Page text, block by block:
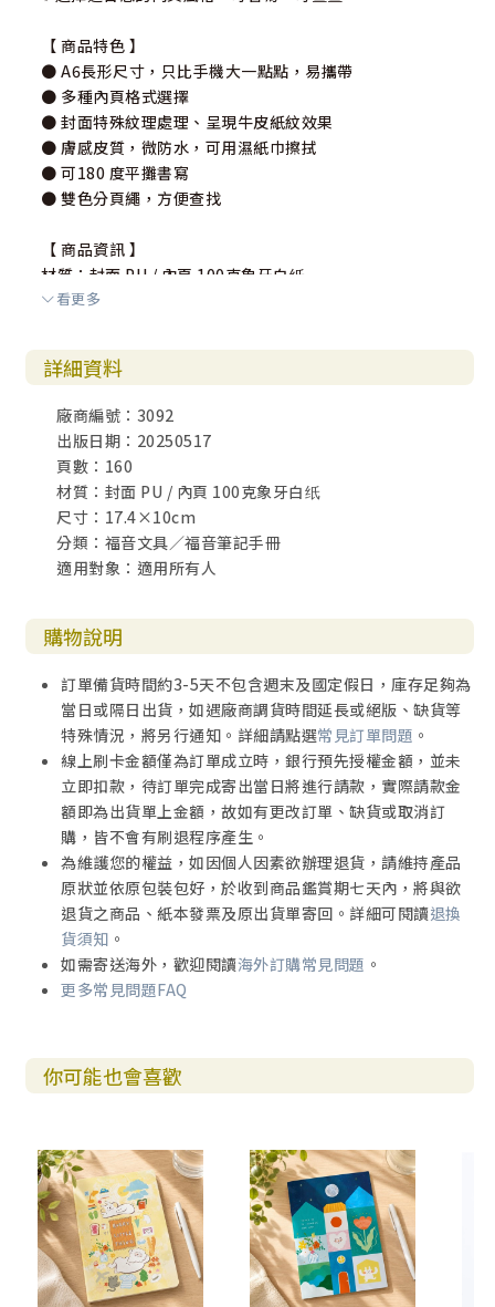
【 商品特色 】
● A6長形尺寸，只比手機大一點點，易攜帶
● 多種內頁格式選擇
● 封面特殊紋理處理、呈現牛皮紙紋效果
● 膚感皮質，微防水，可用濕紙巾擦拭
● 可180 度平攤書寫
● 雙色分頁繩，方便查找
【 商品資訊 】
材質：封面 PU / 內頁 100克象牙白纸
張數：80張 / 160頁
• 手工平鋪測量，存在細微誤差，請見諒。
看更多
詳細資料
廠商編號：3092
出版日期：20250517
頁數：160
材質：封面 PU / 內頁 100克象牙白纸
尺寸：17.4×10cm
分類：福音文具／福音筆記手冊
適用對象：適用所有人
購物說明
訂單備貨時間約3-5天不包含週末及國定假日，庫存足夠為
當日或隔日出貨，如遇廠商調貨時間延長或絕版、缺貨等
特殊情況，將另行通知。詳細請點選常見訂單問題 。
線上刷卡金額僅為訂單成立時，銀行預先授權金額，並未
立即扣款，待訂單完成寄出當日將進行請款，實際請款金
額即為出貨單上金額，故如有更改訂單、缺貨或取消訂
購，皆不會有刷退程序產生。
為維護您的權益，如因個人因素欲辦理退貨，請維持產品
原狀並依原包裝包好，於收到商品鑑賞期七天內，將與欲
退貨之商品、紙本發票及原出貨單寄回。詳細可閱讀退換
貨須知 。
如需寄送海外，歡迎閱讀海外訂購常見問題 。
更多常見問題FAQ
你可能也會喜歡